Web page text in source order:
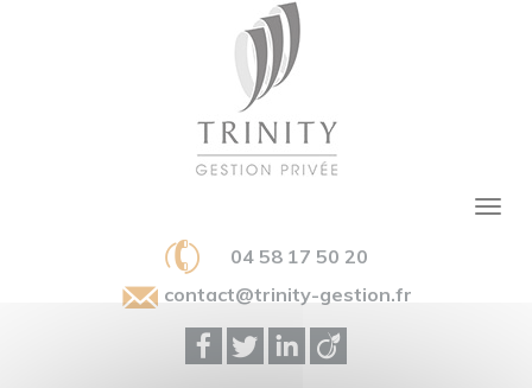
04 58 17 50 20
contact@trinity-gestion.fr